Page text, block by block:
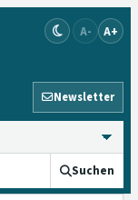
A- A+
Newsletter
Suchen